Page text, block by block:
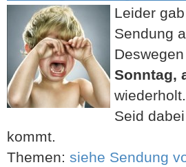
Leider
Sendung
Sonntag,
wiederholt.
Seid
kommt.
Themen: siehe Sendung